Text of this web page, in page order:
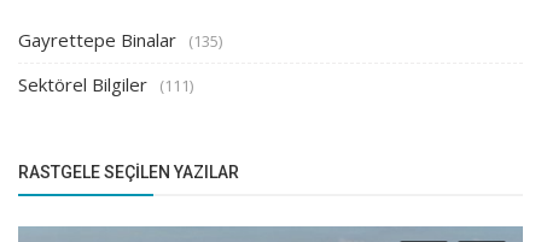
Gayrettepe Binalar (135)
Sektörel Bilgiler (111)
RASTGELE SEÇILEN YAZILAR